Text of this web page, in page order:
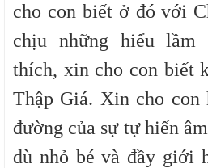
cho con biết ở đó với
chịu những hiểu lầm
thích, xin cho con biết
Thập Giá. Xin cho con
đường của sự tự hiến
dù nhỏ bé và đầy giới